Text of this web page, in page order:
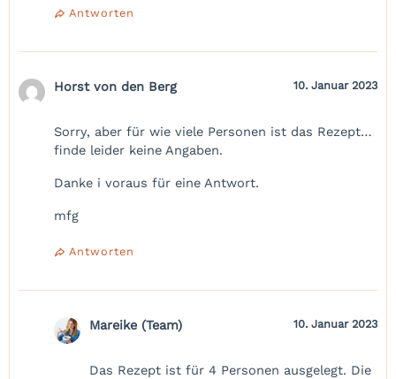
Antworten
Horst von den Berg 10. Januar 2023
Sorry, aber für wie viele Personen ist das Rezept…
finde leider keine Angaben.
Danke i voraus für eine Antwort.
mfg
Antworten
Mareike (Team) 10. Januar 2023
Das Rezept ist für 4 Personen ausgelegt. Die